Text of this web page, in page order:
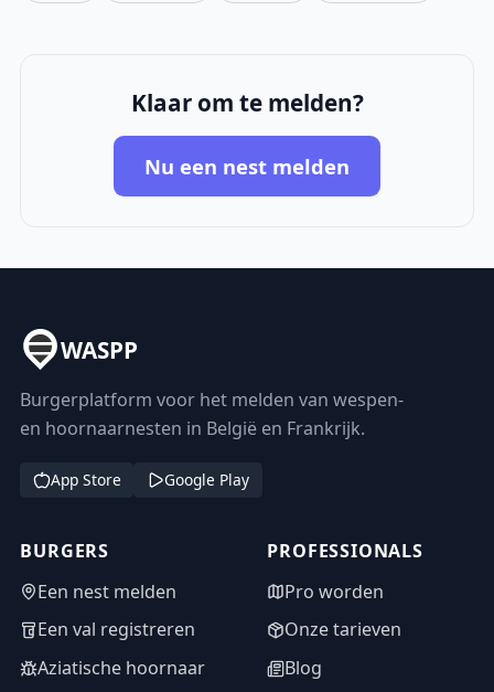
Klaar om te melden?
Nu een nest melden
WASPP
Burgerplatform voor het melden van wespen-
en hoornaarnesten in België en Frankrijk.
App Store Google Play
BURGERS
Een nest melden
Een val registreren
Aziatische hoornaar
PROFESSIONALS
Pro worden
Onze tarieven
Blog